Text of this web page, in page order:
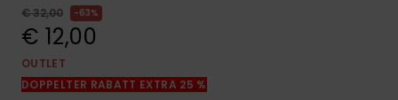
€ 32,00
63%
€ 12,00
OUTLET
DOPPELTER RABATT EXTRA 25 %